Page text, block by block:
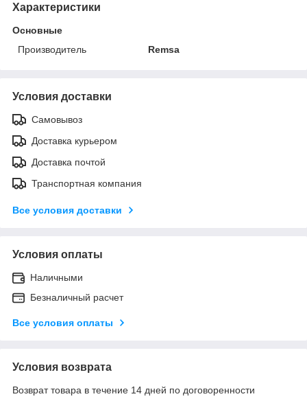
Характеристики
Основные
Производитель
Remsa
Условия доставки
Самовывоз
Доставка курьером
Доставка почтой
Транспортная компания
Все условия доставки
Условия оплаты
Наличными
Безналичный расчет
Все условия оплаты
Условия возврата
Возврат товара в течение 14 дней по договоренности